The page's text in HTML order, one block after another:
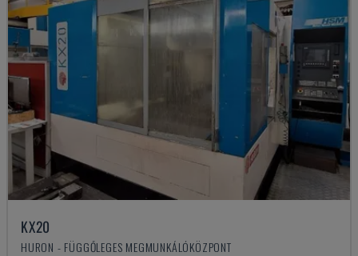
KX20
HURON - FÜGGŐLEGES MEGMUNKÁLÓKÖZPONT